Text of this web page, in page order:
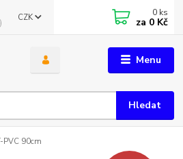
Menu
CZK
Hledat
0 ks
za 0 Kč
PVC 90cm